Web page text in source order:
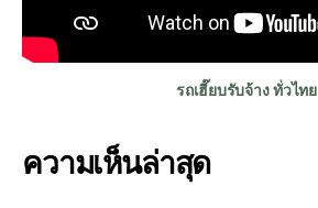
รถเฮี๊ยบรับจ้าง ทั่วไทย
ความเห็นล่าสุด